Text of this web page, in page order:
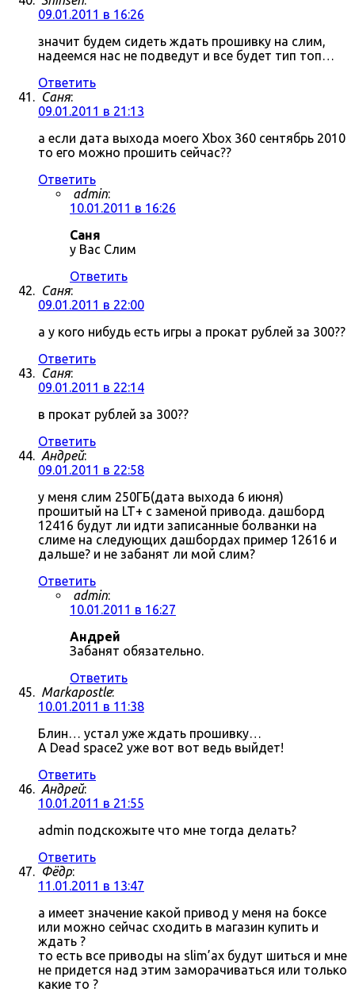
09.01.2011 в 16:26
значит будем сидеть ждать прошивку на слим,
надеемся нас не подведут и все будет тип топ…
Ответить
Саня:
09.01.2011 в 21:13
а если дата выхода моего Xbox 360 сентябрь 2010
то его можно прошить сейчас??
Ответить
admin:
10.01.2011 в 16:26
Саня
у Вас Слим
Ответить
Саня:
09.01.2011 в 22:00
а у кого нибудь есть игры а прокат рублей за 300??
Ответить
Саня:
09.01.2011 в 22:14
в прокат рублей за 300??
Ответить
Андрей:
09.01.2011 в 22:58
у меня слим 250ГБ(дата выхода 6 июня)
прошитый на LT+ с заменой привода. дашборд
12416 будут ли идти записанные болванки на
слиме на следующих дашбордах пример 12616 и
дальше? и не забанят ли мой слим?
Ответить
admin:
10.01.2011 в 16:27
Андрей
Забанят обязательно.
Ответить
Markapostle:
10.01.2011 в 11:38
Блин… устал уже ждать прошивку…
А Dead space2 уже вот вот ведь выйдет!
Ответить
Андрей:
10.01.2011 в 21:55
admin подскожыте что мне тогда делать?
Ответить
Фёдр:
11.01.2011 в 13:47
а имеет значение какой привод у меня на боксе
или можно сейчас сходить в магазин купить и
ждать ?
то есть все приводы на slim’ах будут шиться и мне
не придется над этим заморачиваться или только
какие то ?